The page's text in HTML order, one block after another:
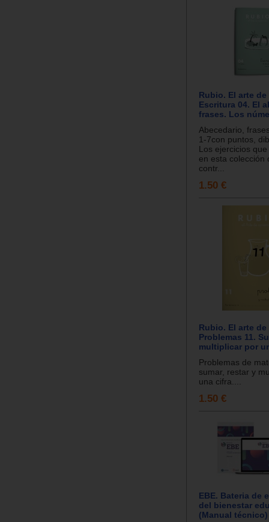
Rubio. El arte de
Escritura 04. El
frases. Los
Abecedario,
1-7con puntos,
Los ejercicios
en esta colección
contr...
1.50 €
Rubio. El arte de
Problemas 11.
multiplicar por
Problemas de
sumar, restar y
una cifra....
1.50 €
EBE. Bateria de
del bienestar
(Manual técnico)